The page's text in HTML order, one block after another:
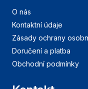
O nás
Kontaktní údaje
Zásady ochrany
Doručení a platba
Obchodní podmínky